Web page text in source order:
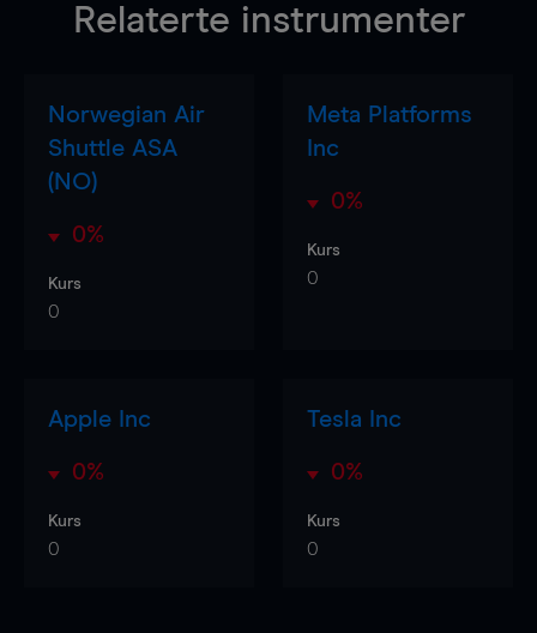
Relaterte instrumenter
Norwegian Air
Shuttle ASA
(NO)
0%
Kurs
0
Meta Platforms
Inc
0%
Kurs
0
Apple Inc
0%
Kurs
0
Tesla Inc
0%
Kurs
0